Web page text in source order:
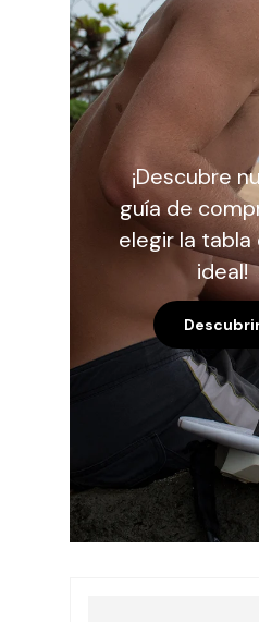
¡Descubre
guía de
elegir la tabla
ideal!